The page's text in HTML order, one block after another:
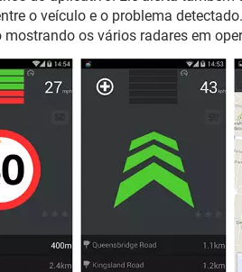
o veículo e o problema
os vários radares em